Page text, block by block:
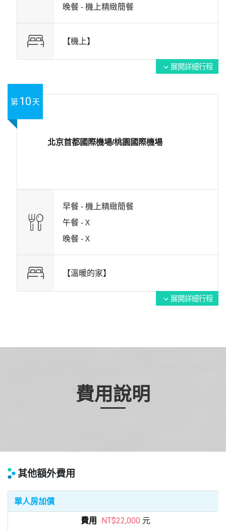
晚餐 -機上精緻簡餐
【機上】
expand_more 展開詳細行程
第 10 天
北京首都國際機場/桃園國際機場
早餐 -機上精緻簡餐
午餐 -X
晚餐 -X
【溫暖的家】
expand_more 展開詳細行程
費用說明
其他額外費用
單人房加價
NT$22,000 元